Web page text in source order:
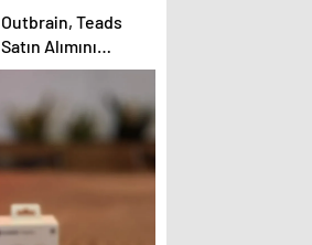
Outbrain, Teads
Satın Alımını
Tamamladı:
Birleşme, Açık
İnternet için Tüm
Kanallarda Sonuç
Odaklı Bir Platform